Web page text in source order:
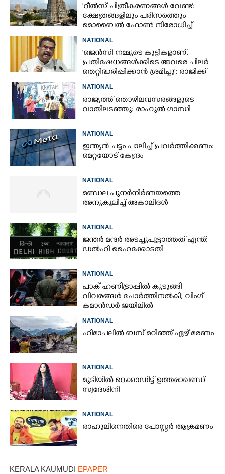
'റീൽസ് ചിത്രീകരണങ്ങൾ വേണ്ട':
ക്ഷേത്രങ്ങളിലും പരിസരത്തും
മൊബൈൽ ഫോൺ നിരോധിച്ച്
NATIONAL
'ജെൻസി നമ്മുടെ കുട്ടികളാണ്,
പ്രതിഷേധങ്ങൾക്കിടെ അവരെ ചിലർ
തെറ്റിദ്ധരിപ്പിക്കാൻ ശ്രമിച്ചു'; രാജിക്ക്
ധർമ്മേന്ദ്ര പ്രധാൻ
NATIONAL
രാജ്യത്ത് തൊഴിലവസരങ്ങളുടെ
വാതിലടഞ്ഞു: രാഹുൽ ഗാന്ധി
NATIONAL
ഇന്ത്യൻ ചട്ടം പാലിച്ച് പ്രവർത്തിക്കണം:
മെറ്റയോട് കേന്ദ്രം
NATIONAL
മണ്ഡല പുനർനിർണയത്തെ
അനുകൂലിച്ച് അകാലിദൾ
NATIONAL
ജന്ത‌‌ർ മന്ദർ അടച്ചുപൂട്ടാത്തത് എന്ത്:
ഡൽഹി ഹൈക്കോടതി
NATIONAL
പാക് ഹണിട്രാപ്പിൽ കുടുങ്ങി
വിവരങ്ങൾ ചോർത്തിനൽകി;​ വിംഗ്
കമാൻഡർ ജയിലിൽ
NATIONAL
ഹിമാചലിൽ ബസ് മറിഞ്ഞ് ഏഴ് മരണം
NATIONAL
മുടിയിൽ റെക്കാഡിട്ട് ഉത്തരാഖണ്ഡ്
സ്വദേശിനി
NATIONAL
രാഹുലിനെതിരെ പോസ്റ്റർ ആക്രമണം
KERALA KAUMUDI EPAPER